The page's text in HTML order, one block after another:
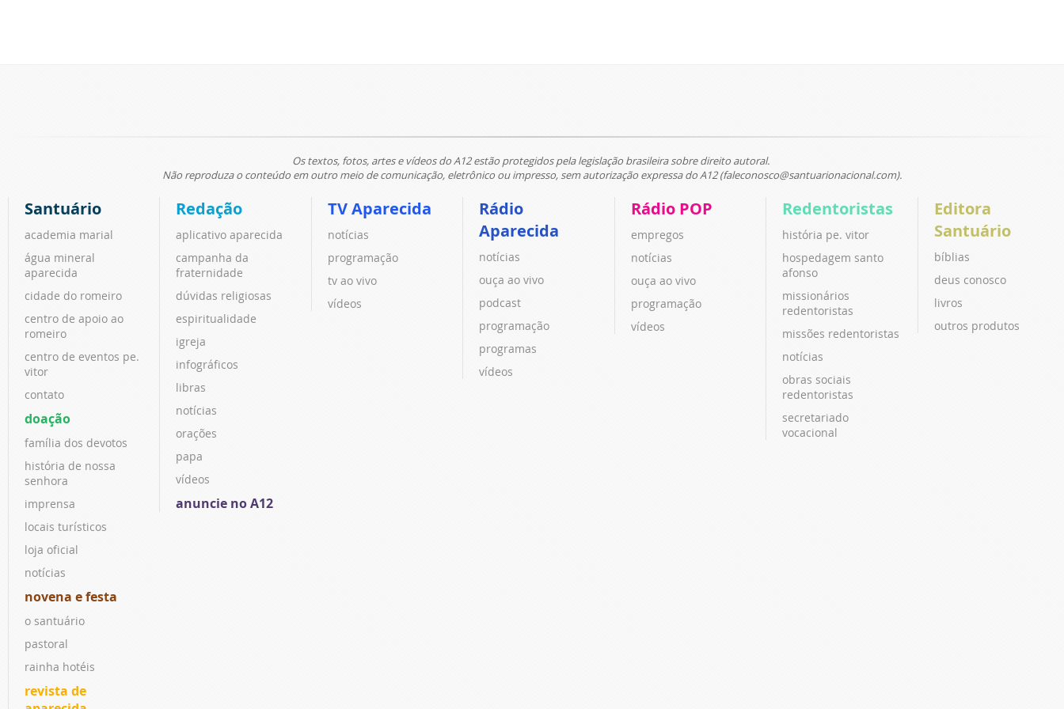
Os textos, fotos, artes e vídeos do A12 estão protegidos pela legislação brasileira sobre direito autoral.
Não reproduza o conteúdo em outro meio de comunicação, eletrônico ou impresso, sem autorização expressa do A12 (faleconosco@santuarionacional.com).
Santuário
academia marial
água mineral
aparecida
cidade do romeiro
centro de apoio ao
romeiro
centro de eventos pe.
vitor
contato
doação
família dos devotos
história de nossa
senhora
imprensa
locais turísticos
loja oficial
notícias
novena e festa
o santuário
pastoral
rainha hotéis
revista de
Redação
aplicativo aparecida
campanha da
fraternidade
dúvidas religiosas
espiritualidade
igreja
infográficos
libras
notícias
orações
papa
vídeos
anuncie no A12
TV Aparecida
notícias
programação
tv ao vivo
vídeos
Rádio
Aparecida
notícias
ouça ao vivo
podcast
programação
programas
vídeos
Rádio POP
empregos
notícias
ouça ao vivo
programação
vídeos
Redentoristas
história pe. vitor
hospedagem santo
afonso
missionários
redentoristas
missões redentoristas
notícias
obras sociais
redentoristas
secretariado
vocacional
Editora
Santuário
bíblias
deus conosco
livros
outros produtos